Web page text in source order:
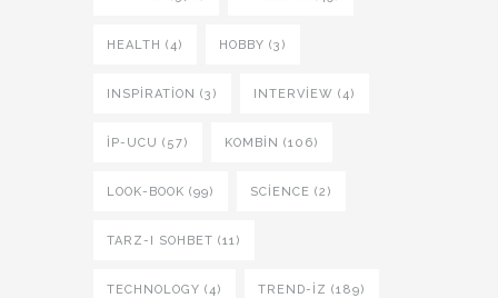
HEALTH (4) HOBBY (3)
INSPIRATION (3) INTERVIEW (4)
İP-UCU (57) KOMBIN (106)
LOOK-BOOK (99) SCIENCE (2)
TARZ-I SOHBET (11)
TECHNOLOGY (4) TREND-IZ (189)